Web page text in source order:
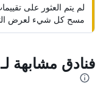
لم يتم العثور على
مسح كل شيء لعرض
فنادق مشابهة